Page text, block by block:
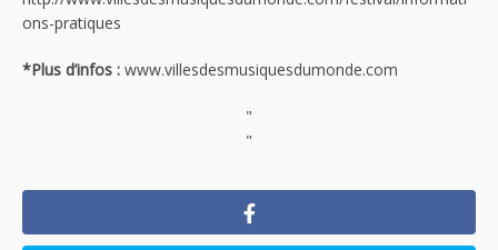
ons-pratiques
*Plus d’infos : www.villesdesmusiquesdumonde.com
"
"